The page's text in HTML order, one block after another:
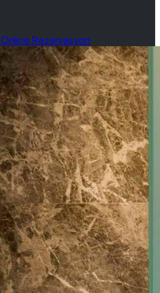
Online Rezervasyon